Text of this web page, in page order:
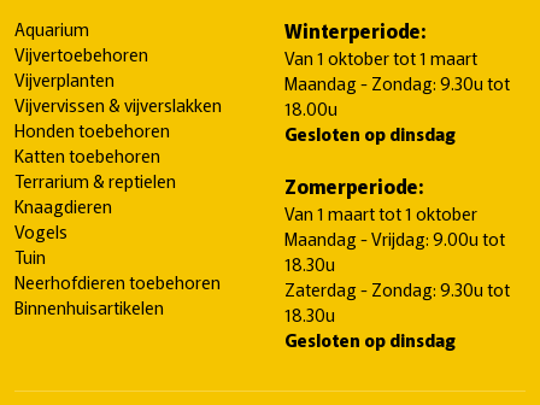
Aquarium
Vijvertoebehoren
Vijverplanten
Vijvervissen & vijverslakken
Honden toebehoren
Katten toebehoren
Terrarium & reptielen
Knaagdieren
Vogels
Tuin
Neerhofdieren toebehoren
Binnenhuisartikelen
Winterperiode:
Van 1 oktober tot 1 maart
Maandag - Zondag: 9.30u tot
18.00u
Gesloten op dinsdag
Zomerperiode:
Van 1 maart tot 1 oktober
Maandag - Vrijdag: 9.00u tot
18.30u
Zaterdag - Zondag: 9.30u tot
18.30u
Gesloten op dinsdag